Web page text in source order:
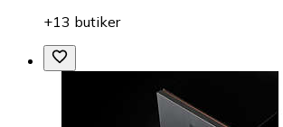
+13 butiker